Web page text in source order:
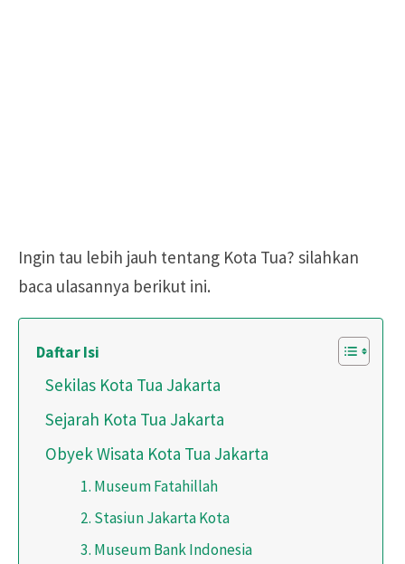
Ingin tau lebih jauh tentang Kota Tua? silahkan
baca ulasannya berikut ini.
Daftar Isi
Sekilas Kota Tua Jakarta
Sejarah Kota Tua Jakarta
Obyek Wisata Kota Tua Jakarta
1. Museum Fatahillah
2. Stasiun Jakarta Kota
3. Museum Bank Indonesia